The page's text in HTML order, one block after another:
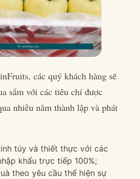
các quý khách hàng sẽ
sắm với các tiêu chí được
nhiều năm thành lập và phát
túy và thiết thực với các
khẩu trực tiếp 100%;
theo yêu cầu thể hiện sự